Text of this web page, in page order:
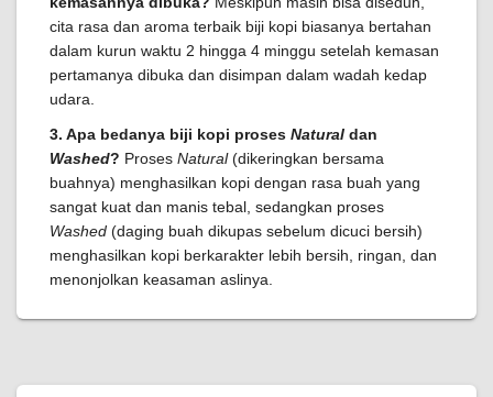
cita rasa dan aroma terbaik biji kopi biasanya bertahan
dalam kurun waktu 2 hingga 4 minggu setelah kemasan
pertamanya dibuka dan disimpan dalam wadah kedap
udara.
3. Apa bedanya biji kopi proses Natural dan
Washed? Proses Natural(dikeringkan bersama
buahnya) menghasilkan kopi dengan rasa buah yang
sangat kuat dan manis tebal, sedangkan proses
Washed (daging buah dikupas sebelum dicuci bersih)
menghasilkan kopi berkarakter lebih bersih, ringan, dan
menonjolkan keasaman aslinya.